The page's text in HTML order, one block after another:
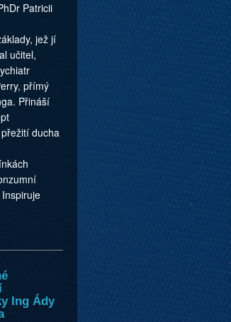
Patricii
jež jí
učitel,
přímý
Přináší
ducha
Ing Ády